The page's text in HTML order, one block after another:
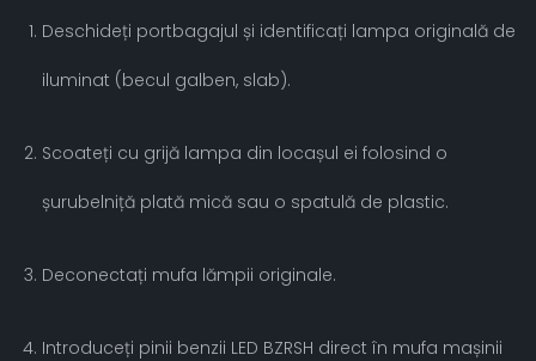
Deschideți portbagajul și identificați lampa originală de
iluminat (becul galben, slab).
Scoateți cu grijă lampa din locașul ei folosind o
șurubelniță plată mică sau o spatulă de plastic.
Deconectați mufa lămpii originale.
Introduceți pinii benzii LED BZRSH direct în mufa mașinii